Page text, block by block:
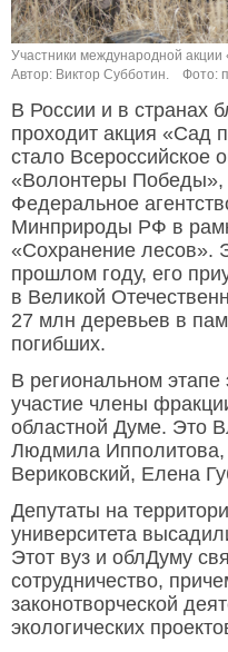
Участники международной
Автор: Виктор Субботин.
Фото:
В России и в странах
проходит акция «Сад
стало Всероссийское
«Волонтеры Победы»,
Федеральное
Минприроды РФ в
«Сохранение лесов».
прошлом году, его
в Великой
27 млн деревьев в
погибших.
В региональном этапе
участие члены
областной Думе. Это
Людмила Ипполитова,
Вериковский, Елена
Депутаты на
университета
Этот вуз и облДуму
сотрудничество,
законотворческой
экологических